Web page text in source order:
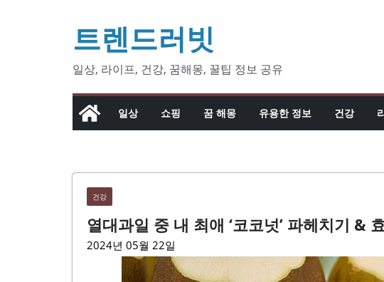
트렌드러빗
일상, 라이프, 건강, 꿈해몽, 꿀팁 정보 공유
일상 쇼핑 꿈 해몽 유용한 정보 건강
건강
열대과일 중 내 최애 ‘코코넛’ 파헤치기 &
2024년 05월 22일